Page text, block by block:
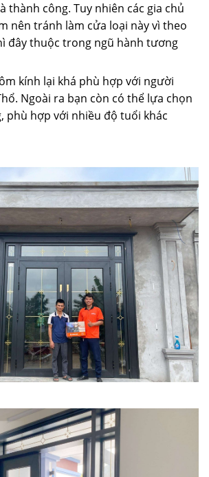
thành công. Tuy nhiên các gia chủ
nên tránh làm cửa loại này vì theo
đây thuộc trong ngũ hành tương
kính lại khá phù hợp với người
Ngoài ra bạn còn có thể lựa chọn
phù hợp với nhiều độ tuổi khác